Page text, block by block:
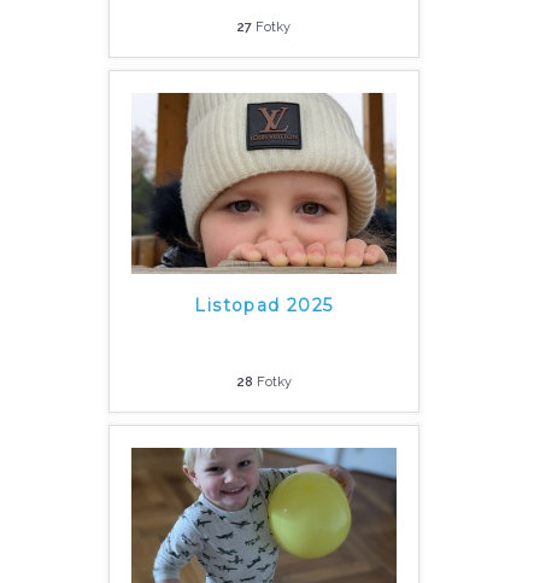
27 Fotky
Listopad 2025
28 Fotky